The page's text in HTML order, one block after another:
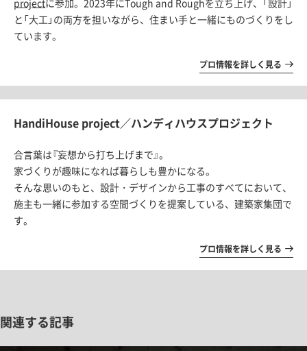
と「大工」の両方を担いながら、住まい手と一緒にものづくりをし
ています。
プロ情報を詳しく見る
HandiHouse project／ハンディハウスプロジェクト
合言葉は『妄想から打ち上げまで』。
家づくりが趣味になれば暮らしも豊かになる。
そんな思いのもと、設計・デザインから工事のすべてにおいて、
施主も一緒に参加する空間づくりを提案している、建築家集団で
す。
プロ情報を詳しく見る
関連する記事